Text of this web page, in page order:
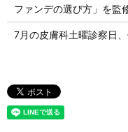
ファンデの選び方」を監
7月の皮膚科土曜診察日